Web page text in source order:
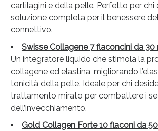
cartilagini e della pelle. Perfetto per chi
soluzione completa per il benessere
connettivo.
Swisse Collagene 7 flaconcini da 30
Un integratore liquido che stimola la
collagene ed elastina, migliorando
tonicità della pelle. Ideale per chi
trattamento mirato per combattere i
dell’invecchiamento.
Gold Collagen Forte 10 flaconi da